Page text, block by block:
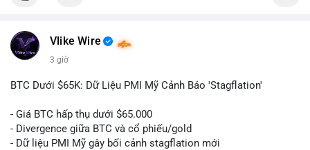
#vlikevn #titanbot
📰 Nguồn: Cointelegraph
Vlike Wire
3 giờ
BTC Dưới $65K: Dữ Liệu PMI Mỹ Cảnh Báo 'Stagflation'
- Giá BTC hấp thụ dưới $65.000
- Divergence giữa BTC và cổ phiếu/gold
- Dữ liệu PMI Mỹ gây bối cảnh stagflation mới